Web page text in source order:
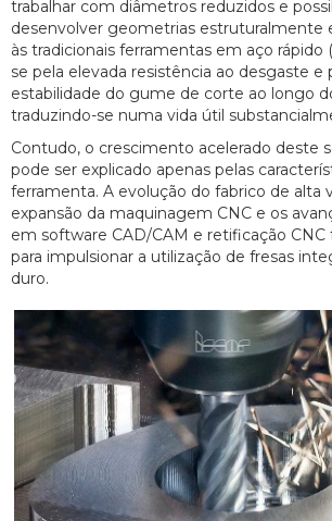
trabalhar com diâmetros reduzidos e
desenvolver geometrias estruturalmente
às tradicionais ferramentas em aço rápido
se pela elevada resistência ao desgaste e
estabilidade do gume de corte ao longo
traduzindo-se numa vida útil
Contudo, o crescimento acelerado deste
pode ser explicado apenas pelas
ferramenta. A evolução do fabrico de alta
expansão da maquinagem CNC e os
em software CAD/CAM e retificação CNC
para impulsionar a utilização de fresas
duro.